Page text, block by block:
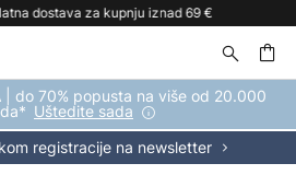
dostava za kupnju iznad 69 €
| do 70% popusta na više od 20.000
Uštedite sada
registracije na newsletter